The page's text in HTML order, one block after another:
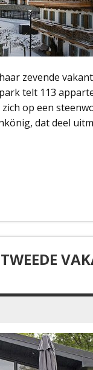
zevende
telt 113
op een
dat deel